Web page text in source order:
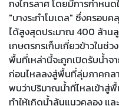
กงไกรลาศ โดยมีการกำหนด
"บางระกำโมเดล" ซึ่งครอบ
ได้สูงสุดประมาณ 400 ล้าน
เกษตรกรเก็บเกี่ยวข้าวในช่
พื้นที่เหล่านี้จะถูกเปิดรับน้ำจ
ก่อนไหลลงสู่พื้นที่ลุ่มภาคกล
พบว่าปริมาณน้ำที่ไหลเข้าสู่
ทำให้เกิดน้ำล้นแนวคลอง แ